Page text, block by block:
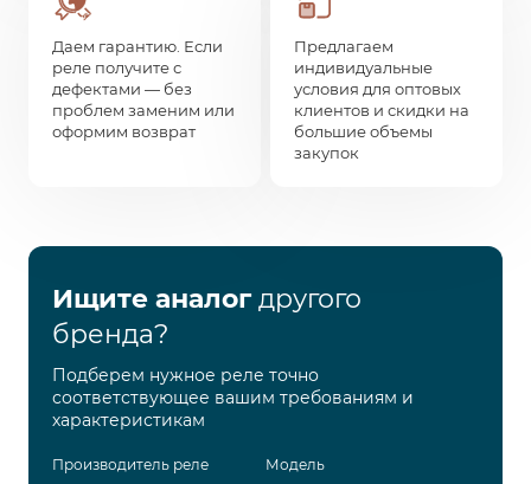
Даем гарантию. Если
реле получите с
дефектами — без
проблем заменим или
оформим возврат
Предлагаем
индивидуальные
условия для оптовых
клиентов и скидки на
большие объемы
закупок
Ищите аналогдругого
бренда?
Подберем нужное реле точно
соответствующее вашим требованиям и
характеристикам
Производитель реле Модель